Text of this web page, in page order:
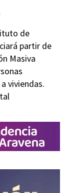
de
partir de
Masiva
viviendas.